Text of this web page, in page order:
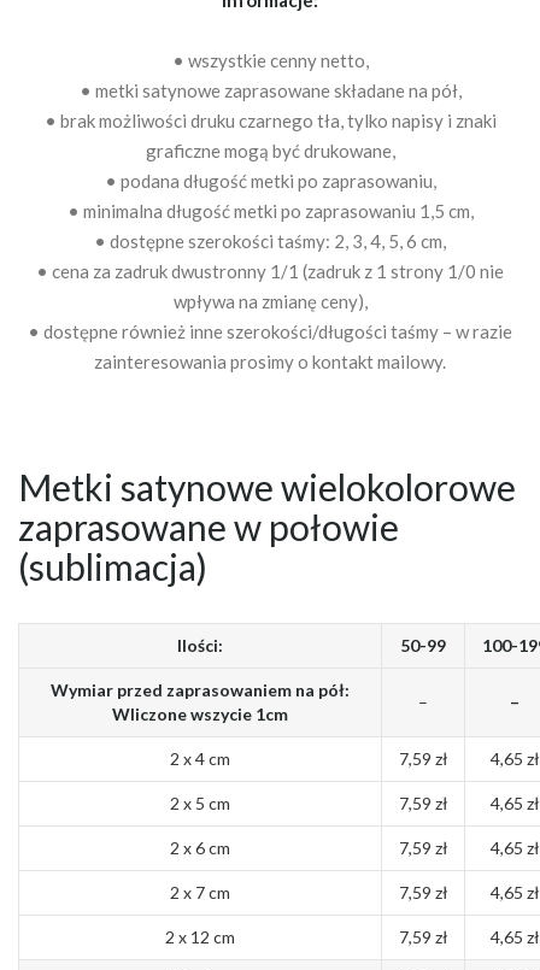
• wszystkie cenny netto,
• metki satynowe zaprasowane składane na pół,
• brak możliwości druku czarnego tła, tylko napisy i znaki
graficzne mogą być drukowane,
• podana długość metki po zaprasowaniu,
• minimalna długość metki po zaprasowaniu 1,5 cm,
• dostępne szerokości taśmy: 2, 3, 4, 5, 6 cm,
• cena za zadruk dwustronny 1/1 (zadruk z 1 strony 1/0 nie
wpływa na zmianę ceny),
• dostępne również inne szerokości/długości taśmy – w razie
zainteresowania prosimy o kontakt mailowy.
Metki satynowe wielokolorowe
zaprasowane w połowie
(sublimacja)
Ilości: 50-99 100-
Wymiar przed zaprasowaniem na pół:
Wliczone wszycie 1cm
– –
2 x 4 cm 7,59 zł 4,65 zł
2 x 5 cm 7,59 zł 4,65 zł
2 x 6 cm 7,59 zł 4,65 zł
2 x 7 cm 7,59 zł 4,65 zł
2 x 12 cm 7,59 zł 4,65 zł